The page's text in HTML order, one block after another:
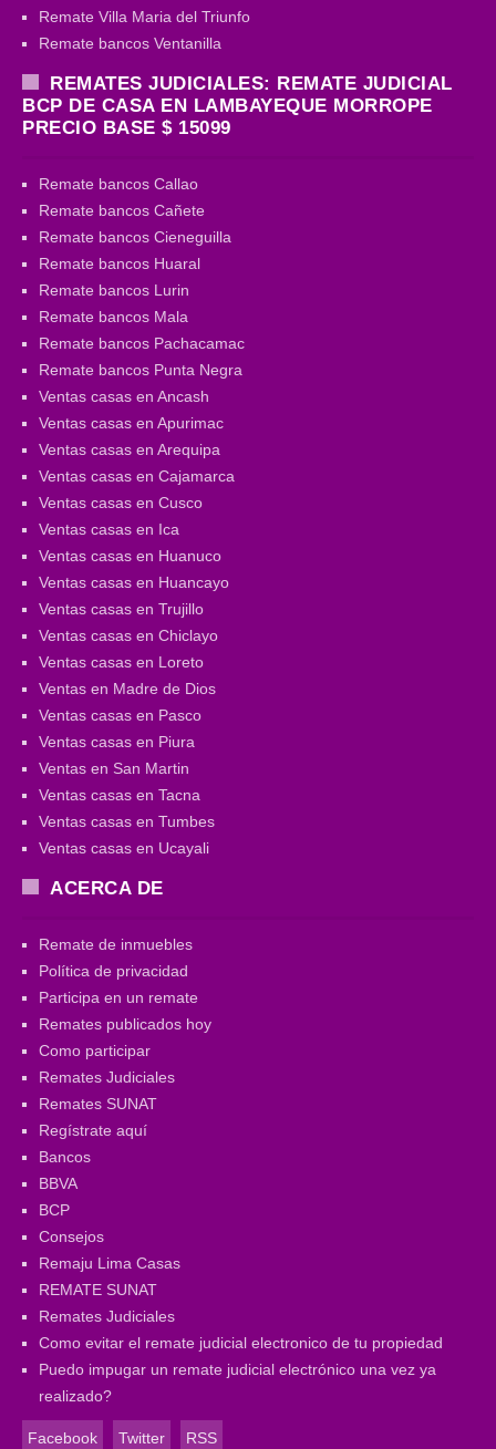
Remate Villa Maria del Triunfo
Remate bancos Ventanilla
REMATES JUDICIALES: REMATE JUDICIAL
BCP DE CASA EN LAMBAYEQUE MORROPE
PRECIO BASE $ 15099
Remate bancos Callao
Remate bancos Cañete
Remate bancos Cieneguilla
Remate bancos Huaral
Remate bancos Lurin
Remate bancos Mala
Remate bancos Pachacamac
Remate bancos Punta Negra
Ventas casas en Ancash
Ventas casas en Apurimac
Ventas casas en Arequipa
Ventas casas en Cajamarca
Ventas casas en Cusco
Ventas casas en Ica
Ventas casas en Huanuco
Ventas casas en Huancayo
Ventas casas en Trujillo
Ventas casas en Chiclayo
Ventas casas en Loreto
Ventas en Madre de Dios
Ventas casas en Pasco
Ventas casas en Piura
Ventas en San Martin
Ventas casas en Tacna
Ventas casas en Tumbes
Ventas casas en Ucayali
ACERCA DE
Remate de inmuebles
Política de privacidad
Participa en un remate
Remates publicados hoy
Como participar
Remates Judiciales
Remates SUNAT
Regístrate aquí
Bancos
BBVA
BCP
Consejos
Remaju Lima Casas
REMATE SUNAT
Remates Judiciales
Como evitar el remate judicial electronico de tu propiedad
Puedo impugar un remate judicial electrónico una vez ya
realizado?
Facebook Twitter RSS